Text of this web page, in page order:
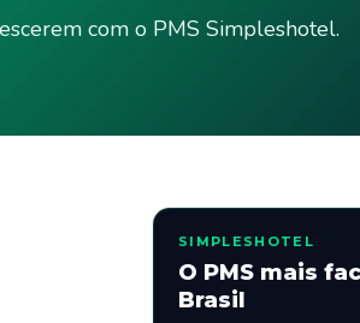
com o PMS Simpleshotel.
SIMPLESHOTEL
O PMS mais
Brasil